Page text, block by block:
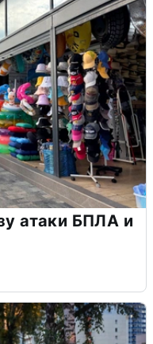
атаки БПЛА и